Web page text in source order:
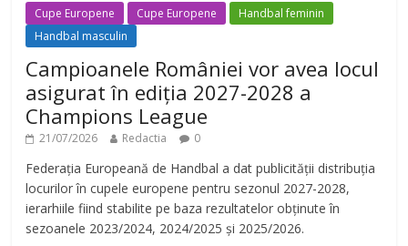
Cupe Europene Cupe Europene
Handbal feminin
Handbal masculin
Campioanele României vor avea locul
asigurat în ediția 2027-2028 a
Champions League
21/07/2026 Redactia 0
Federația Europeană de Handbal a dat publicității distribuția
locurilor în cupele europene pentru sezonul 2027-2028,
ierarhiile fiind stabilite pe baza rezultatelor obținute în
sezoanele 2023/2024, 2024/2025 și 2025/2026.